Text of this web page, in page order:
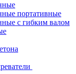
портативные
с гибким валом